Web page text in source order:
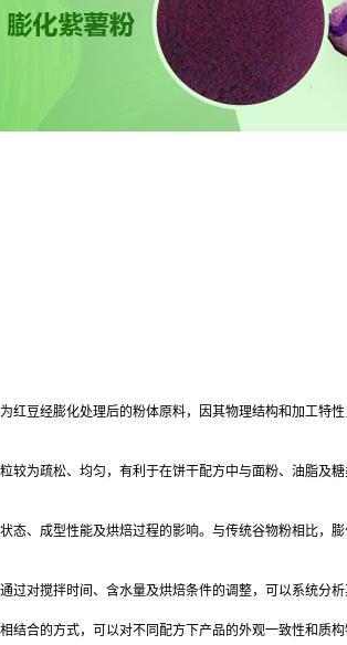
豆经膨化处理后的粉体原料，因其物理结构和加工特
为疏松、均匀，有利于在饼干配方中与面粉、油脂及
、成型性能及烘焙过程的影响。与传统谷物粉相比，
对搅拌时间、含水量及烘焙条件的调整，可以系统分
合的方式，可以对不同配方下产品的外观一致性和质构